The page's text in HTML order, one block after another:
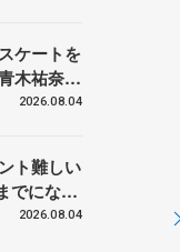
ケートを
木祐奈と
ーニング
2026.08.04
ト難しい
でにない
げられて
2026.08.04